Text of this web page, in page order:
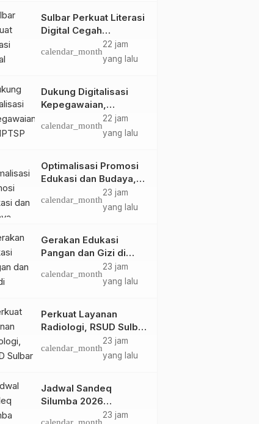
Perjanjian Tugas
Belajar 2026
Sulbar Perkuat Literasi
Digital Cegah
Kejahatan Love
Scamming
calendar_month
22 jam
yang lalu
Dukung Digitalisasi
Kepegawaian,
DPMPTSP Sulbar Siap
Terapkan Aplikasi
calendar_month
22 jam
yang lalu
Optimalisasi Promosi
Edukasi dan Budaya,
Anjungan Provinsi
Sulawesi Barat Perkuat
TMII
calendar_month
23 jam
yang lalu
Gerakan Edukasi
Pangan dan Gizi di
Mamasa: Tingkatkan
Pengetahuan dan
calendar_month
23 jam
yang lalu
Perkuat Layanan
Radiologi, RSUD Sulbar
Sambut Kembali dr. Iis
Imelda, Sp.Rad
calendar_month
23 jam
yang lalu
Jadwal Sandeq
Silumba 2026
23 jam